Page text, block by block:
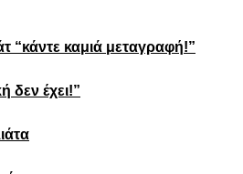
“κάντε καμιά μεταγραφή!”
δεν έχει!”